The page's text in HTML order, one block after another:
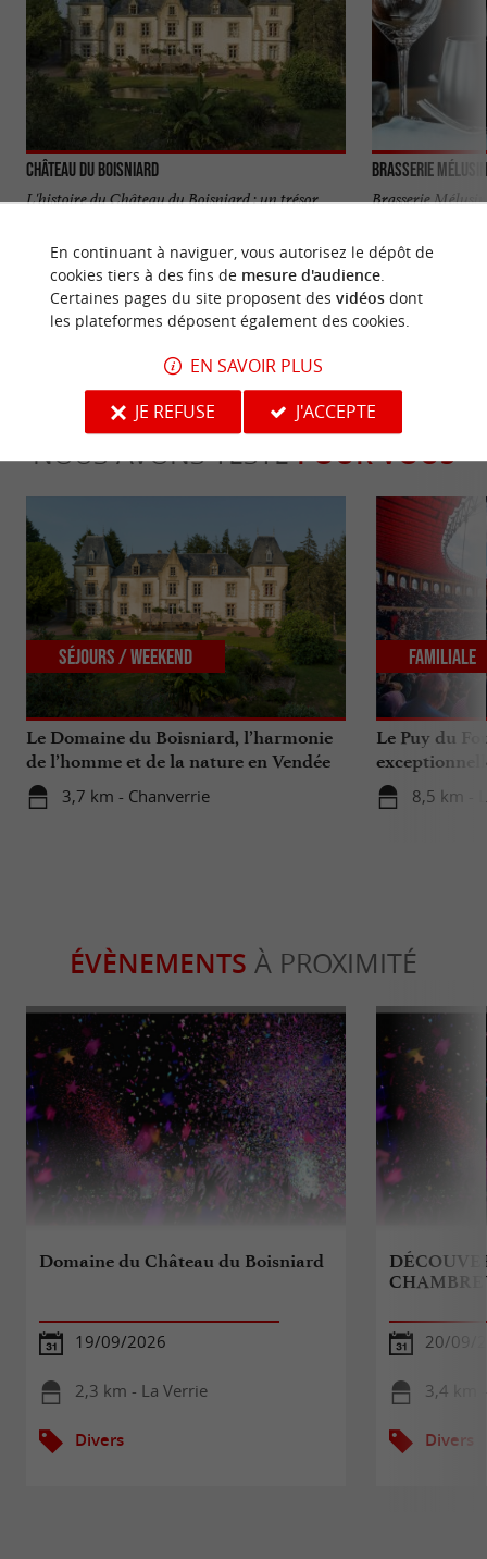
Château du Boisniard
L'histoire du Château du Boisniard : un trésor
2,2 km - Chanverrie
Brasserie
Brasserie
simple ...
NOUS AVONS TESTÉPOUR VOUS
Le Domaine du Boisniard, l’harmonie
de l’homme et de la nature en Vendée
3,7 km - Chanverrie
Séjours / Weekend
Le Puy du
8,5 km -
Familiale
ÉVÈNEMENTS À PROXIMITÉ
Domaine du Château du Boisniard
19/09/2026
2,3 km - La Verrie
Divers
20/09/
3,4 km
Divers
En continuant à naviguer, vous autorisez le dépôt de
cookies tiers à des fins de mesure d'audience.
Certaines pages du site proposent des vidéosdont
les plateformes déposent également des cookies.
EN SAVOIR PLUS
JE REFUSE
J'ACCEPTE